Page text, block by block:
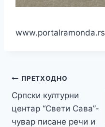
www.portalramonda.rs
Кретање
чланка
ПРЕТХОДНО
Српски културни
центар “Свети Сава”-
чувар писане речи и